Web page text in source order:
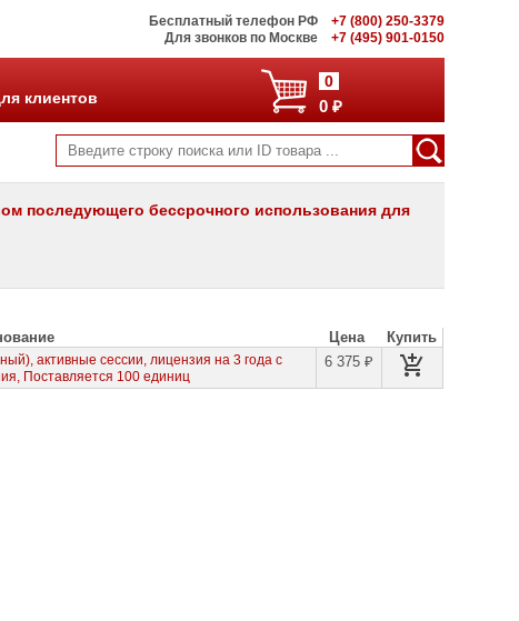
Бесплатный телефон РФ
+7 (800) 250-3379
Для звонков по Москве
+7 (495) 901-0150
0
0 ₽
клиентов
последующего бессрочного использования для
Цена
Купить
активные сессии, лицензия на 3 года с
Поставляется 100 единиц
6 375 ₽